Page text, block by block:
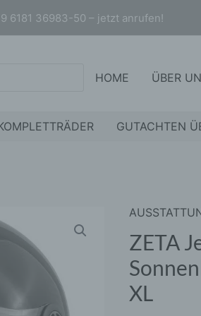
6181 36983-50 – jetzt anrufen!
HOME ÜBER
GUTACHTEN
only
ZETA
XL
ZETA
Jethelm
mit
Visier
und